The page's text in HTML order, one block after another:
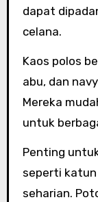
dapat
celana.
Kaos polos
abu, dan
Mereka
untuk
Penting
seperti katun
seharian.